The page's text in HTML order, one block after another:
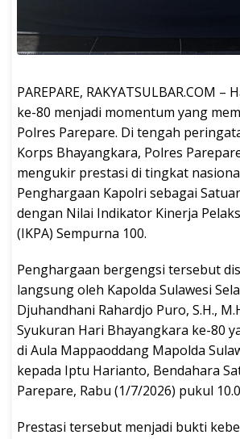
PAREPARE, RAKYATSULBAR.COM
ke-80 menjadi momentum yang
Polres Parepare. Di tengah
Korps Bhayangkara, Polres
mengukir prestasi di tingkat
Penghargaan Kapolri sebagai
dengan Nilai Indikator Kinerja
(IKPA) Sempurna 100.
Penghargaan bergengsi tersebut
langsung oleh Kapolda Sulawesi
Djuhandhani Rahardjo Puro, S.H.,
Syukuran Hari Bhayangkara ke-80
di Aula Mappaoddang Mapolda
kepada Iptu Harianto, Bendahara
Parepare, Rabu (1/7/2026) pukul
Prestasi tersebut menjadi bukti